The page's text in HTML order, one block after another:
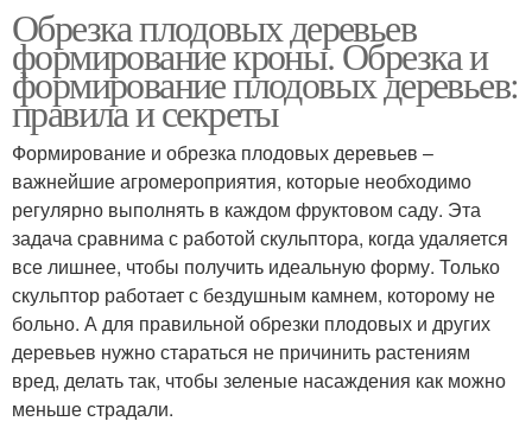
Средняя обрезка
Обрезка плодовых деревьев
формирование кроны. Обрезка и
формирование плодовых деревьев:
правила и секреты
Формирование и обрезка плодовых деревьев –
важнейшие агромероприятия, которые необходимо
регулярно выполнять в каждом фруктовом саду. Эта
задача сравнима с работой скульптора, когда удаляется
все лишнее, чтобы получить идеальную форму. Только
скульптор работает с бездушным камнем, которому не
больно. А для правильной обрезки плодовых и других
деревьев нужно стараться не причинить растениям
вред, делать так, чтобы зеленые насаждения как можно
меньше страдали.